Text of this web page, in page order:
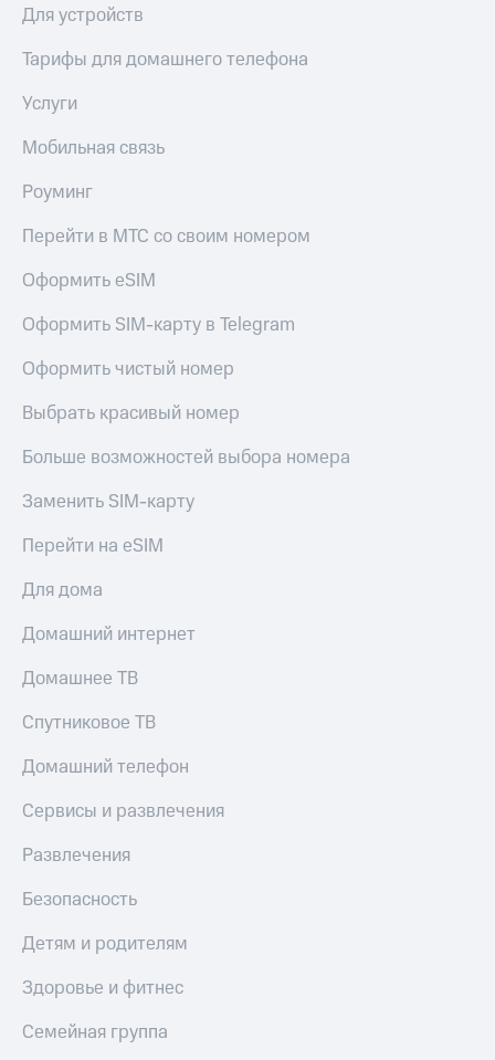
Для устройств
Тарифы для домашнего телефона
Услуги
Мобильная связь
Роуминг
Перейти в МТС со своим номером
Оформить eSIM
Оформить SIM-карту в Telegram
Оформить чистый номер
Выбрать красивый номер
Больше возможностей выбора номера
Заменить SIM-карту
Перейти на eSIM
Для дома
Домашний интернет
Домашнее ТВ
Спутниковое ТВ
Домашний телефон
Сервисы и развлечения
Развлечения
Безопасность
Детям и родителям
Здоровье и фитнес
Семейная группа